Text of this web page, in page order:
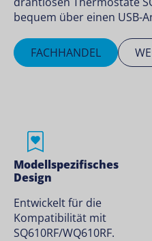
bequem über einen USB-
FACHHANDEL
Modellspezifisches
Design
Entwickelt für die
Kompatibilität mit
SQ610RF/WQ610RF.